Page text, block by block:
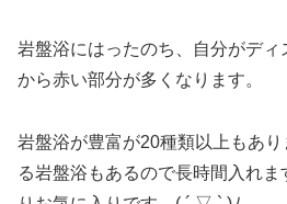
岩盤浴にはったのち、自分がデ
から赤い部分が多くなります。
岩盤浴が豊富が20種類以上もあ
る岩盤浴もあるので長時間入れ